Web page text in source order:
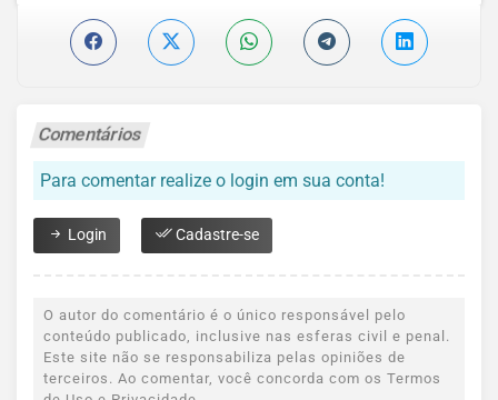
Comentários
Para comentar realize o login em sua conta!
Login Cadastre-se
O autor do comentário é o único responsável pelo
conteúdo publicado, inclusive nas esferas civil e penal.
Este site não se responsabiliza pelas opiniões de
terceiros. Ao comentar, você concorda com os Termos